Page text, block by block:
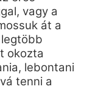
vagy a
át a
okozta
lebontani
tenni a